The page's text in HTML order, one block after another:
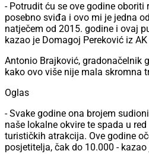
- Potrudit ću se ove godine oboriti
posebno sviđa i ovo mi je jedna
natječem od 2015. godine i ovaj
kazao je Domagoj Pereković iz
Antonio Brajković, gradonačelnik
kako ovo više nije mala skromna
Oglas
- Svake godine ona brojem
naše lokalne okvire te spada u
turističkih atrakcija. Ove godine
posjetitelja, čak do 10.000 -